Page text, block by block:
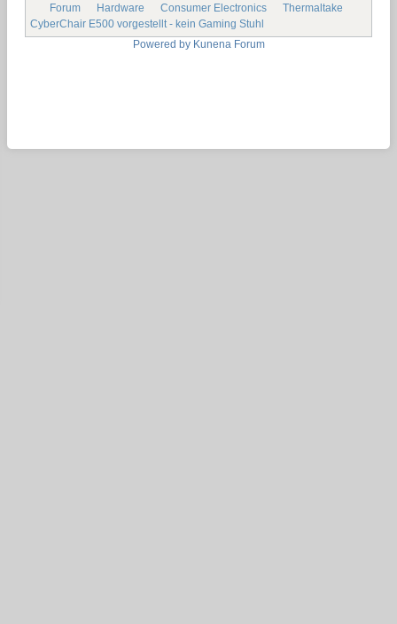
Forum Hardware Consumer Electronics
Thermaltake
CyberChair E500 vorgestellt - kein Gaming Stuhl
Powered by Kunena Forum